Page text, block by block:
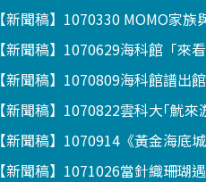
【新聞稿】1070330 MOMO家
【新聞稿】1070629海科館「來
【新聞稿】1070809海科館譜出
【新聞稿】1070822雲科大｢魷
【新聞稿】1070914《黃金海
【新聞稿】1071026當針織珊瑚